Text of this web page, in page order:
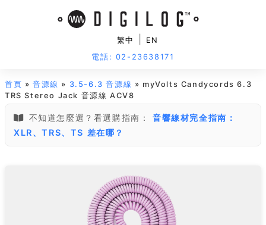
繁中
EN
電話: 02-23638171
首頁 »音源線 » 3.5-6.3 音源線 » myVolts Candycords 6.3
TRS Stereo Jack 音源線 ACV8
不知道怎麼選？看選購指南：
音響線材完全指南：
XLR、TRS、TS 差在哪？